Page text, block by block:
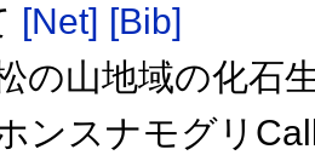
[Net] [Bib]
の山地域の化石
ンスナモグリ